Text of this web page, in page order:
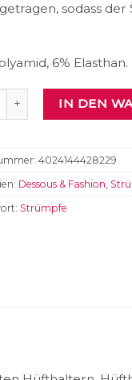
sodass
6% Elasthan.
mit Hüfthaltern
IN DEN
4024144428229
Dessous & Fashion
Strümpfe